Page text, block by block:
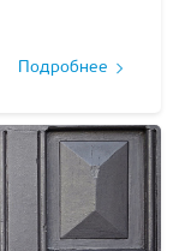
Подробнее